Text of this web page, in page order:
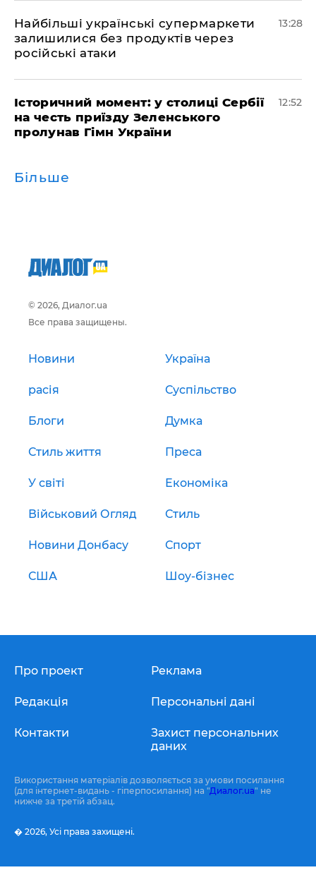
Найбільші українські супермаркети
залишилися без продуктів через
російські атаки
13:28
Історичний момент: у столиці Сербії
на честь приїзду Зеленського
пролунав Гімн України
12:52
Більше
© 2026, Диалог.ua
Все права защищены.
Новини Україна
расія Суспільство
Блоги Думка
Стиль життя Преса
У світі Економіка
Військовий Огляд Стиль
Новини Донбасу Спорт
США Шоу-бізнес
Про проект
Редакція
Контакти
Реклама
Персональні дані
Захист персональних
даних
Використання матеріалів дозволяється за умови посилання
(для інтернет-видань - гіперпосилання) на "Диалог.ua" не
нижче за третій абзац.
� 2026, Усі права захищені.